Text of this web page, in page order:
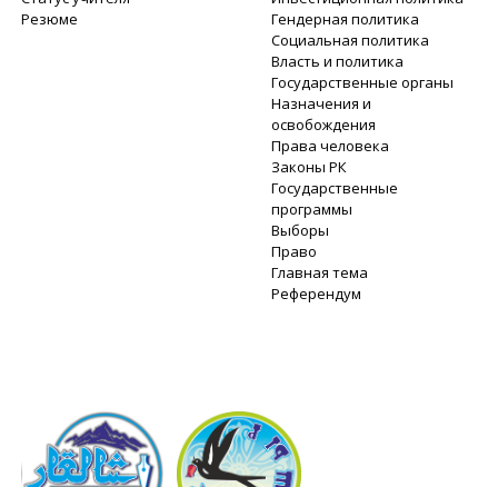
Резюме
Гендерная политика
Социальная политика
Власть и политика
Государственные органы
Назначения и
освобождения
Права человека
Законы РК
Государственные
программы
Выборы
Право
Главная тема
Референдум